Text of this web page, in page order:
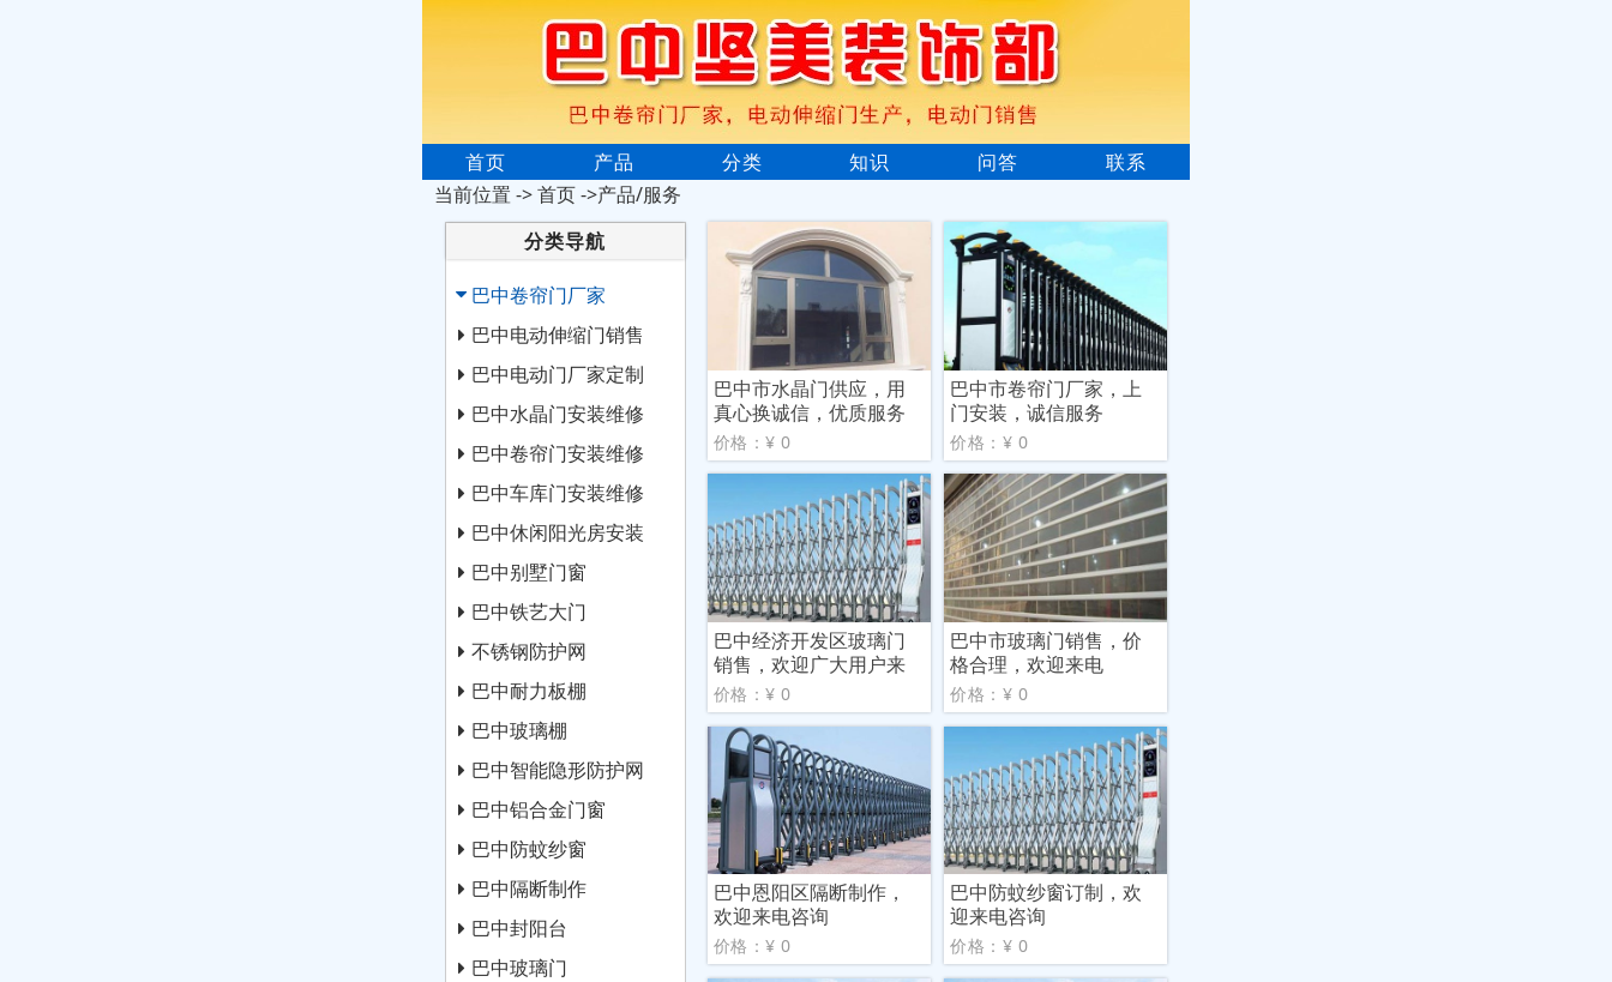
首页 产品 分类 知识 问答
联系
当前位置 ->首页->产品/服务
分类导航
巴中卷帘门厂家
巴中电动伸缩门销售
巴中电动门厂家定制
巴中水晶门安装维修
巴中卷帘门安装维修
巴中车库门安装维修
巴中休闲阳光房安装
巴中别墅门窗
巴中铁艺大门
不锈钢防护网
巴中耐力板棚
巴中玻璃棚
巴中智能隐形防护网
巴中铝合金门窗
巴中防蚊纱窗
巴中隔断制作
巴中封阳台
巴中玻璃门
巴中市水晶门供应，用
真心换诚信，优质服务
请放
价格：¥ 0
巴中市卷帘门厂家，上
门安装，诚信服务
价格：¥ 0
巴中经济开发区玻璃门
销售，欢迎广大用户来
人来
价格：¥ 0
巴中市玻璃门销售，价
格合理，欢迎来电
价格：¥ 0
巴中恩阳区隔断制作，
欢迎来电咨询
价格：¥ 0
巴中防蚊纱窗订制，欢
迎来电咨询
价格：¥ 0